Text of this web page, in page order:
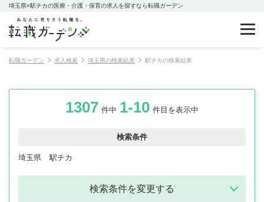
埼玉県×駅チカの医療・介護・保育の求人を探すなら転職ガーデン
転職ガーデン 求人検索 埼玉県の検索結果 駅チカの検索結果
1307 件中 1-10 件目を表示中
検索条件
埼玉県 駅チカ
検索条件を変更する